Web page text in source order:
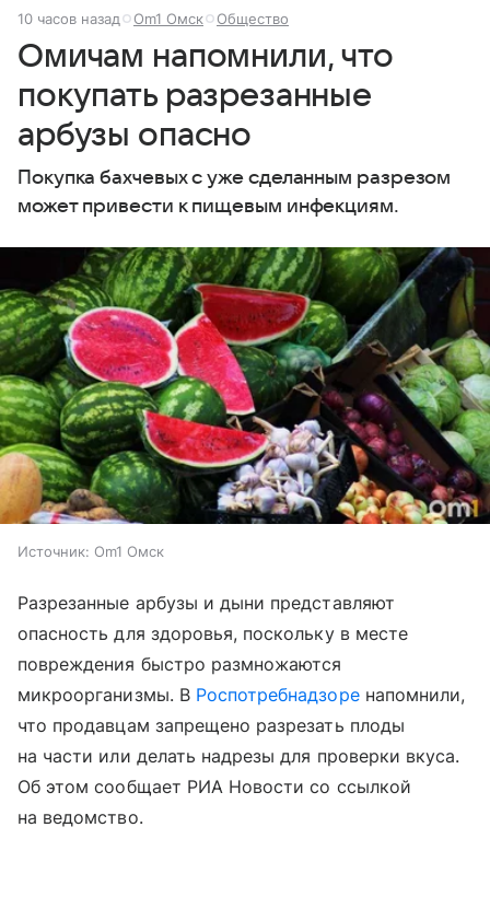
10 часов назад Om1 Омск Общество
Омичам напомнили, что
покупать разрезанные
арбузы опасно
Покупка бахчевых с уже сделанным разрезом
может привести к пищевым инфекциям.
Источник: Om1 Омск
Разрезанные арбузы и дыни представляют
опасность для здоровья, поскольку в месте
повреждения быстро размножаются
микроорганизмы. В Роспотребнадзоренапомнили,
что продавцам запрещено разрезать плоды
на части или делать надрезы для проверки вкуса.
Об этом сообщает РИА Новости со ссылкой
на ведомство.